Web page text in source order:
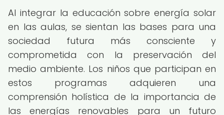
Al integrar la educación sobre energía solar
en las aulas, se sientan las bases para una
sociedad futura más consciente y
comprometida con la preservación del
medio ambiente. Los niños que participan en
estos programas adquieren una
comprensión holística de la importancia de
las energías renovables para un futuro